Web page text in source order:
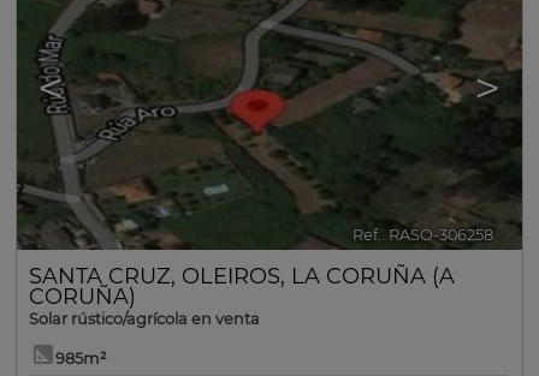
< >
Ref.. RASO-306258
SANTA CRUZ, OLEIROS, LA CORUÑA (A
CORUÑA)
Solar rústico/agrícola en venta
985m²